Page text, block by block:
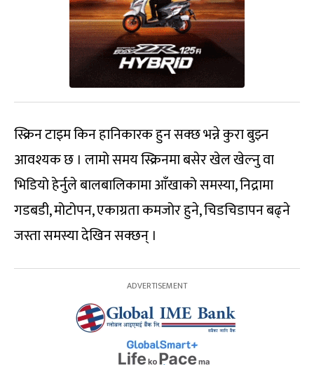
स्क्रिन टाइम किन हानिकारक हुन सक्छ भन्ने कुरा बुझ्न
आवश्यक छ । लामो समय स्क्रिनमा बसेर खेल खेल्नु वा
भिडियो हेर्नुले बालबालिकामा आँखाको समस्या, निद्रामा
गडबडी, मोटोपन, एकाग्रता कमजोर हुने, चिडचिडापन बढ्ने
जस्ता समस्या देखिन सक्छन् ।